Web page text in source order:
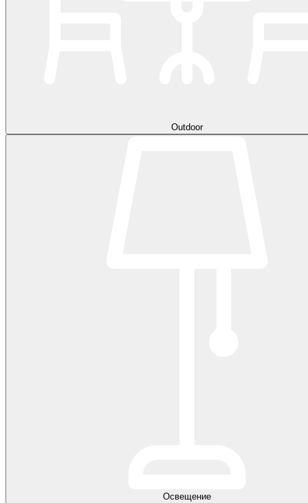
Outdoor
Освещение